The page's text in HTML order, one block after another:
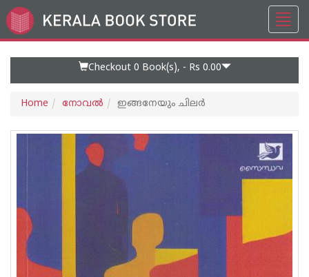
Go
to
Checkout 0 Book(s), - Rs 0.00
Home നോവല്‍ ഇങ്ങനേയും ചിലർ